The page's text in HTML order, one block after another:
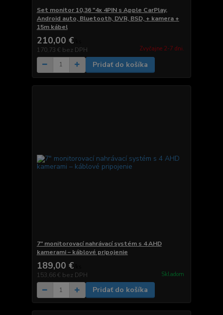
Set monitor 10,36 "4x 4PIN s Apple CarPlay,
Android auto, Bluetooth, DVR, BSD, + kamera +
15m kábel
210,00 €
170,73 € bez DPH Zvyčajne 2-7 dni.
Pridať do košíka
7" monitorovací nahrávací systém s 4 AHD
kamerami – káblové pripojenie
189,00 €
153,66 € bez DPH Skladom
Pridať do košíka